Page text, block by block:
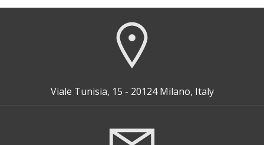
Viale Tunisia, 15 - 20124 Milano, Italy